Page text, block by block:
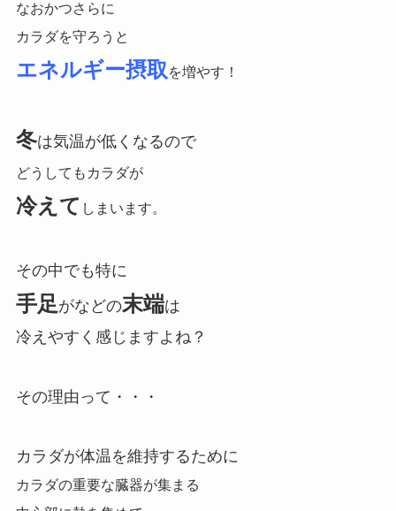
なおかつさらに
カラダを守ろうと
エネルギー摂取 を増やす！
冬は気温が低くなるので
どうしてもカラダが
冷えて しまいます。
その中でも特に
手足がなどの末端は
冷えやすく感じますよね？
その理由って・・・
カラダが体温を維持するために
カラダの重要な臓器が集まる